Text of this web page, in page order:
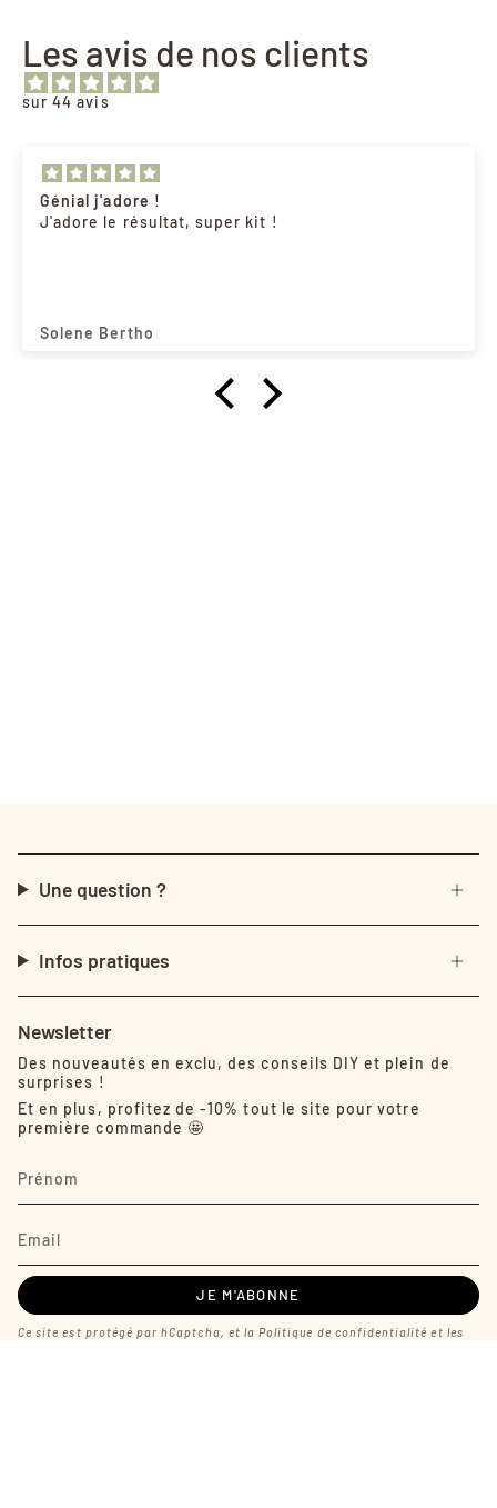
Les avis de nos clients
sur 44 avis
Génial j'adore !
J'adore le résultat, super kit !
Solene Bertho
Une question ?
Infos pratiques
Newsletter
Des nouveautés en exclu, des conseils DIY et plein de
surprises !
Et en plus, profitez de -10% tout le site pour votre
première commande 🤩
JE M'ABONNE
Ce site est protégé par hCaptcha, et laPolitique de confidentialité et les